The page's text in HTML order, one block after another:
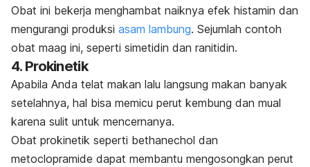
Obat ini bekerja menghambat naiknya efek histamin dan
mengurangi produksi asam lambung. Sejumlah contoh
obat maag ini, seperti simetidin dan ranitidin.
4. Prokinetik
Apabila Anda telat makan lalu langsung makan banyak
setelahnya, hal bisa memicu perut kembung dan mual
karena sulit untuk mencernanya.
Obat prokinetik seperti bethanechol dan
metoclopramide dapat membantu mengosongkan perut